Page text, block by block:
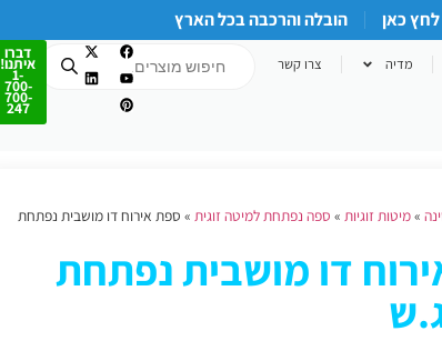
לחץ כאן הובלה והרכבה בכל הארץ
מדיה צרו קשר
דברו
איתנו!
1-
700-
700-
247
»מיטות זוגיות » ספה נפתחת למיטה זוגית » ספת אירוח דו מושבית נפתחת
דו מושבית נפתחת